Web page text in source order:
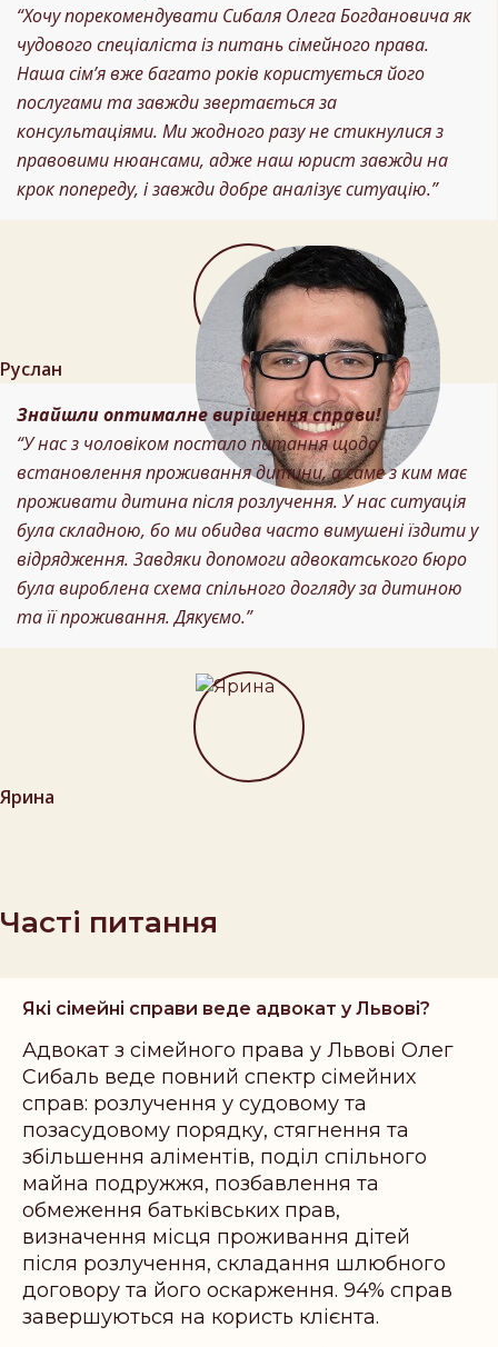
“Хочу порекомендувати Сибаля Олега Богдановича як
чудового спеціаліста із питань сімейного права.
Наша сім’я вже багато років користується його
послугами та завжди звертається за
консультаціями. Ми жодного разу не стикнулися з
правовими нюансами, адже наш юрист завжди на
крок попереду, і завжди добре аналізує ситуацію.”
Руслан
Знайшли оптималне вирішення справи!
“У нас з чоловіком постало питання щодо
встановлення проживання дитини, а саме з ким має
проживати дитина після розлучення. У нас ситуація
була складною, бо ми обидва часто вимушені їздити у
відрядження. Завдяки допомоги адвокатського бюро
була вироблена схема спільного догляду за дитиною
та її проживання. Дякуємо.”
Ярина
Часті питання
Які сімейні справи веде адвокат у Львові?
Адвокат з сімейного права у Львові Олег
Сибаль веде повний спектр сімейних
справ: розлучення у судовому та
позасудовому порядку, стягнення та
збільшення аліментів, поділ спільного
майна подружжя, позбавлення та
обмеження батьківських прав,
визначення місця проживання дітей
після розлучення, складання шлюбного
договору та його оскарження. 94% справ
завершуються на користь клієнта.